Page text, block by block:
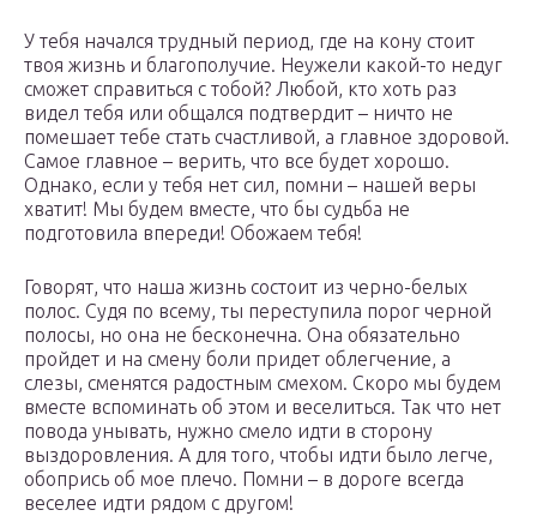
У тебя начался трудный период, где на кону стоит
твоя жизнь и благополучие. Неужели какой-то недуг
сможет справиться с тобой? Любой, кто хоть раз
видел тебя или общался подтвердит – ничто не
помешает тебе стать счастливой, а главное здоровой.
Самое главное – верить, что все будет хорошо.
Однако, если у тебя нет сил, помни – нашей веры
хватит! Мы будем вместе, что бы судьба не
подготовила впереди! Обожаем тебя!
Говорят, что наша жизнь состоит из черно-белых
полос. Судя по всему, ты переступила порог черной
полосы, но она не бесконечна. Она обязательно
пройдет и на смену боли придет облегчение, а
слезы, сменятся радостным смехом. Скоро мы будем
вместе вспоминать об этом и веселиться. Так что нет
повода унывать, нужно смело идти в сторону
выздоровления. А для того, чтобы идти было легче,
обопрись об мое плечо. Помни – в дороге всегда
веселее идти рядом с другом!